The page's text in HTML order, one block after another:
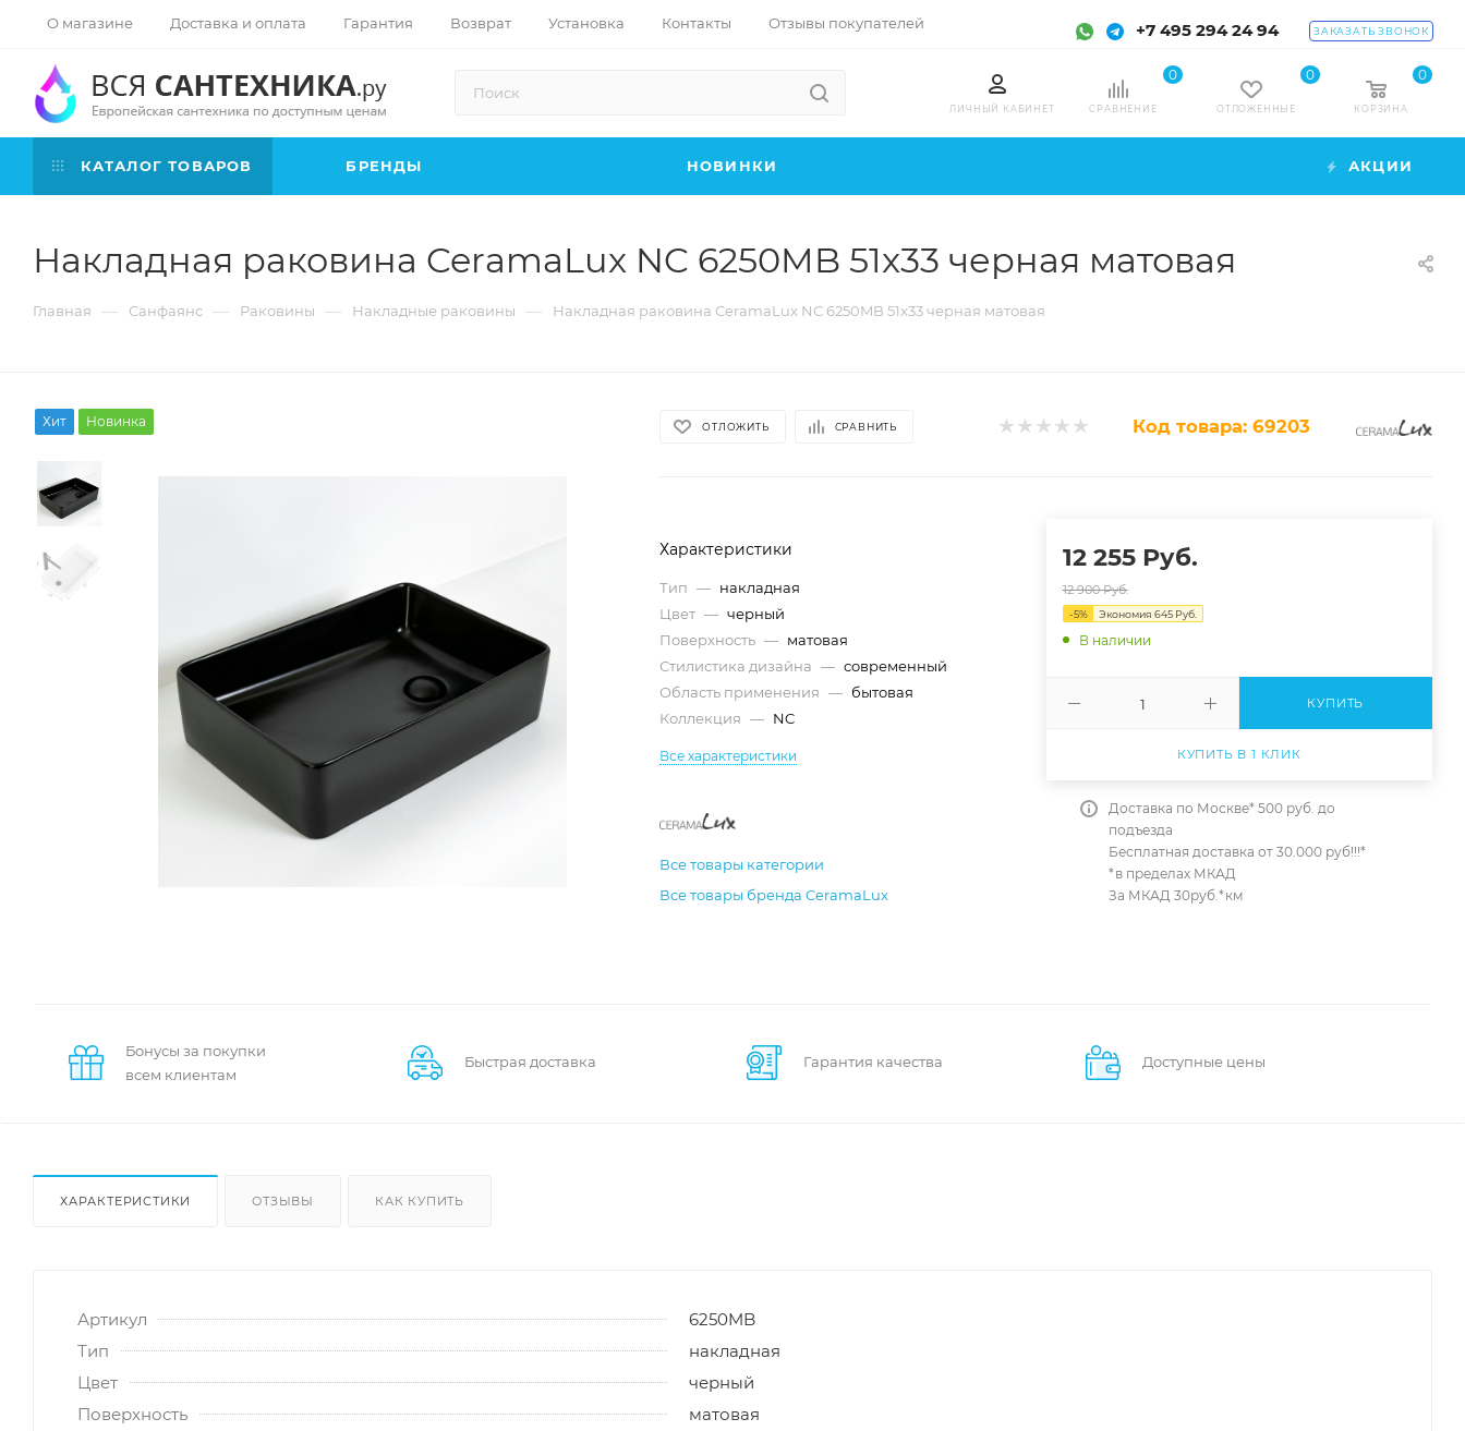
О магазине Доставка и оплата Гарантия Возврат Установка Контакты Отзывы покупателей +7 495 294 24 94 ЗАКАЗАТЬ ЗВОНОК
ЛИЧНЫЙ КАБИНЕТ СРАВНЕНИЕ
0
ОТЛОЖЕННЫЕ
0
КОРЗИНА
0
КАТАЛОГ ТОВАРОВ БРЕНДЫ НОВИНКИ АКЦИИ
Накладная раковина CeramaLux NC 6250MB 51x33 черная матовая
Главная — Санфаянс — Раковины — Накладные раковины — Накладная раковина CeramaLux NC 6250MB 51x33 черная матовая
Хит Новинка ОТЛОЖИТЬ СРАВНИТЬ Код товара: 69203
Характеристики
Тип — накладная
Цвет — черный
Поверхность — матовая
Стилистика дизайна — современный
Область применения — бытовая
Коллекция — NC
Все характеристики
Все товары категории
Все товары бренда CeramaLux
12 255Руб.
12 900Руб.
-5% Экономия 645Руб.
В наличии
КУПИТЬ
КУПИТЬ В 1 КЛИК
Доставка по Москве* 500 руб. до
подъезда
Бесплатная доставка от 30.000 руб!!!*
*в пределах МКАД
За МКАД 30руб.*км
Бонусы за покупки
всем клиентам
Быстрая доставка Гарантия качества Доступные цены
ХАРАКТЕРИСТИКИ ОТЗЫВЫ КАК КУПИТЬ
Артикул
6250MB
Тип
накладная
Цвет
черный
Поверхность
матовая